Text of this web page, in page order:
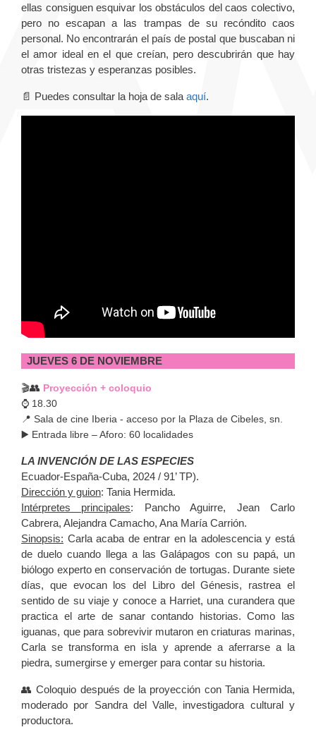
ellas consiguen esquivar los obstáculos del caos colectivo,
pero no escapan a las trampas de su recóndito caos
personal. No encontrarán el país de postal que buscaban ni
el amor ideal en el que creían, pero descubrirán que hay
otras tristezas y esperanzas posibles.
📄 Puedes consultar la hoja de sala aquí.
JUEVES 6 DE NOVIEMBRE
🎬👥 Proyección + coloquio
⌚️ 18.30
📍 Sala de cine Iberia - acceso por la Plaza de Cibeles, sn.
▶️ Entrada libre – Aforo: 60 localidades
LA INVENCIÓN DE LAS ESPECIES
Ecuador-España-Cuba, 2024 / 91’ TP).
Dirección y guion: Tania Hermida.
Intérpretes principales: Pancho Aguirre, Jean Carlo
Cabrera, Alejandra Camacho, Ana María Carrión.
Sinopsis: Carla acaba de entrar en la adolescencia y está
de duelo cuando llega a las Galápagos con su papá, un
biólogo experto en conservación de tortugas. Durante siete
días, que evocan los del Libro del Génesis, rastrea el
sentido de su viaje y conoce a Harriet, una curandera que
practica el arte de sanar contando historias. Como las
iguanas, que para sobrevivir mutaron en criaturas marinas,
Carla se transforma en isla y aprende a aferrarse a la
piedra, sumergirse y emerger para contar su historia.
👥 Coloquio después de la proyección con Tania Hermida,
moderado por Sandra del Valle, investigadora cultural y
productora.